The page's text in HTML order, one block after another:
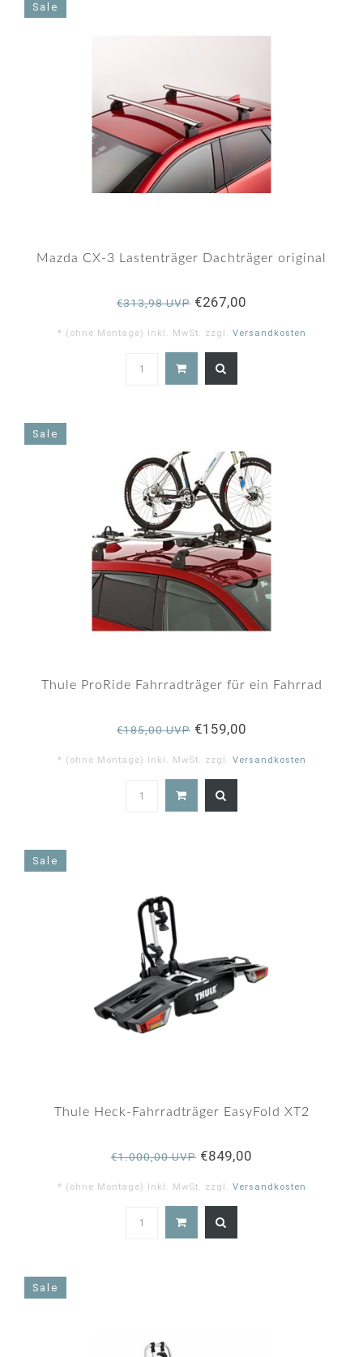
Sale
Mazda CX-3 Lastenträger Dachträger original
€313,98 UVP €267,00
* (ohne Montage) Inkl. MwSt. zzgl. Versandkosten
Sale
Thule ProRide Fahrradträger für ein Fahrrad
€185,00 UVP €159,00
* (ohne Montage) Inkl. MwSt. zzgl. Versandkosten
Sale
Thule Heck-Fahrradträger EasyFold XT2
€1.000,00 UVP €849,00
* (ohne Montage) Inkl. MwSt. zzgl. Versandkosten
Sale